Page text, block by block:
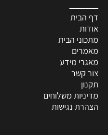
דף הבית
אודות
מתכוני הבית
מאמרים
מאגרי מידע
צור קשר
תקנון
מדיניות משלוחים
הצהרת נגישות